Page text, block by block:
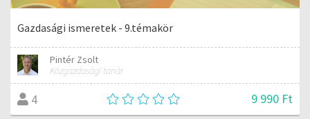
Gazdasági ismeretek - 9.témakör
Pintér Zsolt
Közgazdasági tanár
4 9 990 Ft